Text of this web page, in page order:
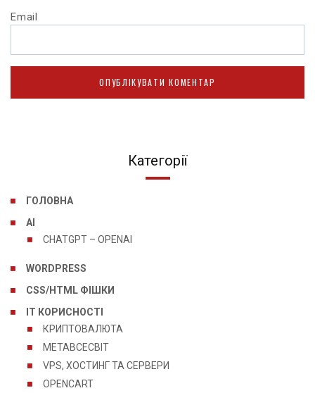
Категорії
ГОЛОВНА
AI
CHATGPT – OPENAI
WORDPRESS
CSS/HTML ФІШКИ
IT КОРИСНОСТІ
КРИПТОВАЛЮТА
МЕТАВСЕСВІТ
VPS, ХОСТИНГ ТА СЕРВЕРИ
OPENCART
Email